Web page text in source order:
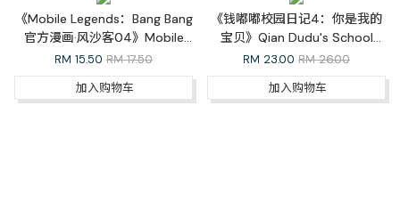
《Mobile Legends：Bang Bang
官方漫画·风沙客04》Mobile
Legends: Bang Bang Official
Comic Outlaw 04
RM 15.50 RM 17.50
加入购物车
《钱嘟嘟校园日记4：你是我的
宝贝》Qian Dudu's School
Diary 4: You are My Baby（完
结篇）
RM 23.00 RM 26.00
加入购物车